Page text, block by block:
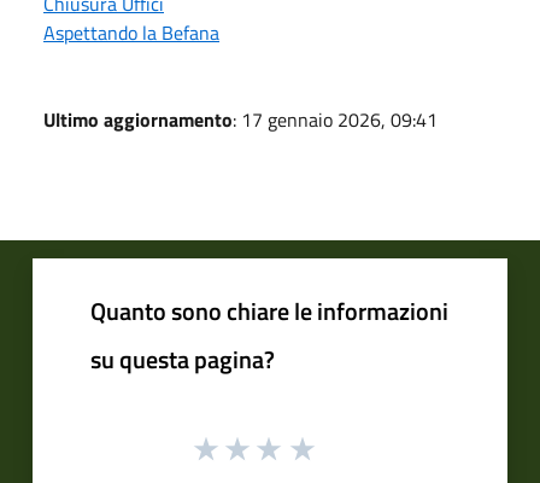
Aspettando la Befana
Ultimo aggiornamento: 17 gennaio 2026, 09:41
Quanto sono chiare le informazioni
su questa pagina?